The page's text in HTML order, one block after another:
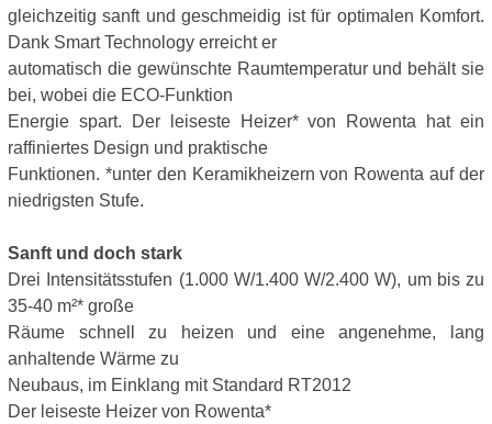
gleichzeitig sanft und geschmeidig ist für optimalen Komfort.
Dank Smart Technology erreicht er
automatisch die gewünschte Raumtemperatur und behält sie
bei, wobei die ECO-Funktion
Energie spart. Der leiseste Heizer* von Rowenta hat ein
raffiniertes Design und praktische
Funktionen. *unter den Keramikheizern von Rowenta auf der
niedrigsten Stufe.
Sanft und doch stark
Drei Intensitätsstufen (1.000 W/1.400 W/2.400 W), um bis zu
35-40 m²* große
Räume schnell zu heizen und eine angenehme, lang
anhaltende Wärme zu
Neubaus, im Einklang mit Standard RT2012
Der leiseste Heizer von Rowenta*